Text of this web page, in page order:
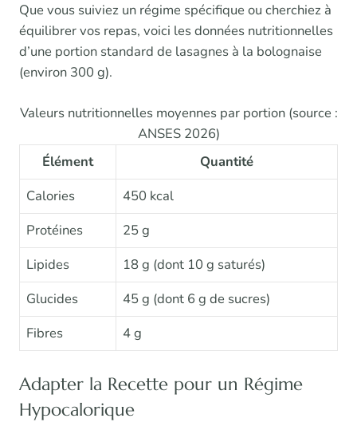
Que vous suiviez un régime spécifique ou cherchiez à
équilibrer vos repas, voici les données nutritionnelles
d’une portion standard de lasagnes à la bolognaise
(environ 300 g).
Valeurs nutritionnelles moyennes par portion (source :
ANSES 2026)
Élément
Quantité
Calories
450 kcal
Protéines
25 g
Lipides
18 g (dont 10 g saturés)
Glucides
45 g (dont 6 g de sucres)
Fibres
4 g
Adapter la Recette pour un Régime
Hypocalorique